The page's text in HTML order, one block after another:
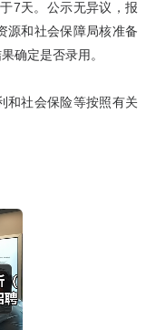
7天。公示无异议，报
源和社会保障局核准备
确定是否录用。
社会保险等按照有关